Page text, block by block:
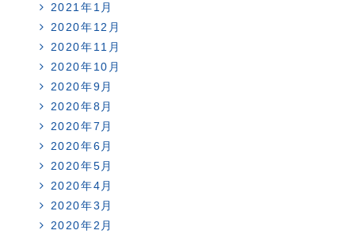
2021年1月
2020年12月
2020年11月
2020年10月
2020年9月
2020年8月
2020年7月
2020年6月
2020年5月
2020年4月
2020年3月
2020年2月